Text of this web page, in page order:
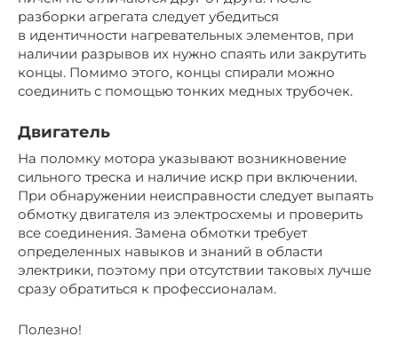
разборки агрегата следует убедиться
в идентичности нагревательных элементов, при
наличии разрывов их нужно спаять или закрутить
концы. Помимо этого, концы спирали можно
соединить с помощью тонких медных трубочек.
Двигатель
На поломку мотора указывают возникновение
сильного треска и наличие искр при включении.
При обнаружении неисправности следует выпаять
обмотку двигателя из электросхемы и проверить
все соединения. Замена обмотки требует
определенных навыков и знаний в области
электрики, поэтому при отсутствии таковых лучше
сразу обратиться к профессионалам.
Полезно!